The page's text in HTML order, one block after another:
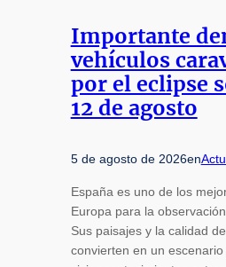
Importante
vehículos
por el eclipse
12 de agosto
5 de agosto de 2026en
España es uno de los
Europa para la
Sus paisajes y la calidad
convierten en un